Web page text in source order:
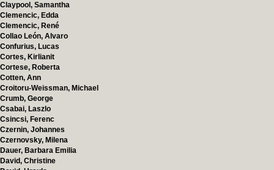
Claypool, Samantha
Clemencic, Edda
Clemencic, René
Collao León, Alvaro
Confurius, Lucas
Cortes, Kirlianit
Cortese, Roberta
Cotten, Ann
Croitoru-Weissman, Michael
Crumb, George
Csabai, Laszlo
Csincsi, Ferenc
Czernin, Johannes
Czernovsky, Milena
Dauer, Barbara Emilia
David, Christine